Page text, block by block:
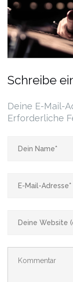
Schreibe
Deine E-Mail-
Erforderliche